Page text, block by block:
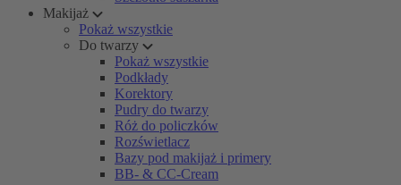
Makijaż
Pokaż wszystkie
Do twarzy
Pokaż wszystkie
Podkłady
Korektory
Pudry do twarzy
Róż do policzków
Rozświetlacz
Bazy pod makijaż i primery
BB- & CC-Cream